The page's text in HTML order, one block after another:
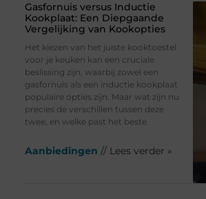
Gasfornuis versus Inductie
Kookplaat: Een Diepgaande
Vergelijking van Kookopties
Het kiezen van het juiste kooktoestel
voor je keuken kan een cruciale
beslissing zijn, waarbij zowel een
gasfornuis als een inductie kookplaat
populaire opties zijn. Maar wat zijn nu
precies de verschillen tussen deze
twee, en welke past het beste
Aanbiedingen // Lees verder »